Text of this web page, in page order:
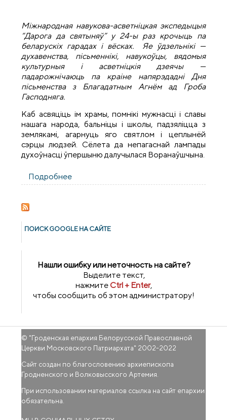
Міжнародная навукова-асветніцкая экспедыцыя
“Дарога да святыняў” у 24-ы раз крочыць па
беларускіх гарадах і вёсках. Яе ўдзельнікі —
духавенства, пісьменнікі, навукоўцы, вядомыя
культурныя і асветніцкія дзеячы —
падарожнічаюць па краіне напярэдадні Дня
пісьменства з Благадатным Агнём ад Гроба
Гасподняга.
Каб асвяціць ім храмы, помнікі мужнасці і славы
нашага народа, бальніцы і школы, падзяліцца з
землякамі, агарнуць яго святлом і цеплынёй
сэрцы людзей. Сёлета да непагаснай лампады
духоўнасці ўпершыню далучылася Воранаўшчына.
Подробнее
экспедыцыя “Дарога да святыняў”
ПОИСК GOОGLE НА САЙТЕ
Нашли ошибку или неточность на сайте?
Выделите текст,
нажмитеCtrl + Enter,
чтобы сообщить об этом администратору!
© "Гроденская епархия Белорусской Православной
Церкви Московского Патриархата" 2002-2022
Сайт создан по благословению архиепископа
Гродненского и Волковысского Артемия.
При использовании материалов ссылка на сайт епархии
обязательна.